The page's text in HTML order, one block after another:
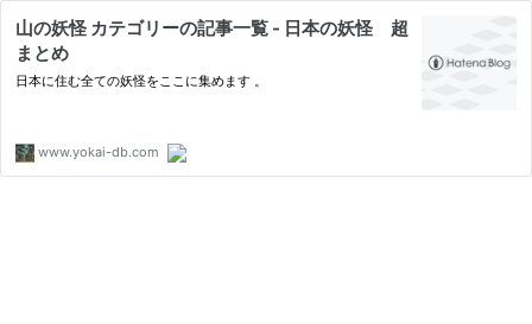
山の妖怪 カテゴリーの記事一覧 - 日本の妖怪 超
まとめ
日本に住む全ての妖怪をここに集めます 。
www.yokai-db.com